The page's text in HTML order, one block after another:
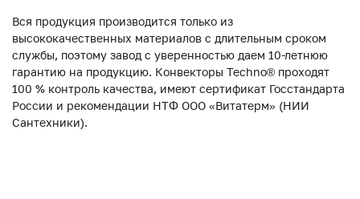
Вся продукция производится только из
высококачественных материалов с длительным сроком
службы, поэтому завод с уверенностью даем 10-летнюю
гарантию на продукцию. Конвекторы Techno® проходят
100 % контроль качества, имеют сертификат Госстандарта
России и рекомендации НТФ ООО «Витатерм» (НИИ
Сантехники).